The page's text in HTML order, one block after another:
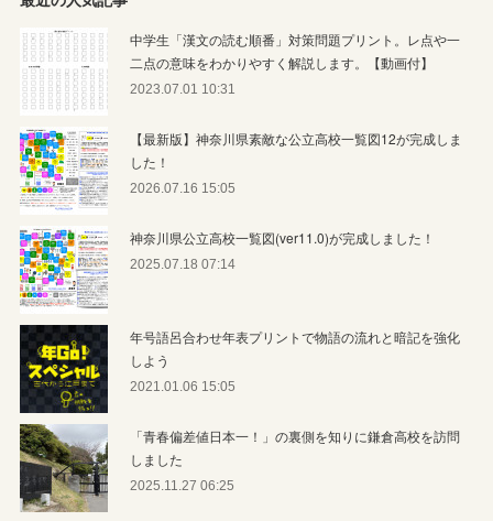
中学生「漢文の読む順番」対策問題プリント。レ点や一
二点の意味をわかりやすく解説します。【動画付】
2023.07.01 10:31
【最新版】神奈川県素敵な公立高校一覧図12が完成しま
した！
2026.07.16 15:05
神奈川県公立高校一覧図(ver11.0)が完成しました！
2025.07.18 07:14
年号語呂合わせ年表プリントで物語の流れと暗記を強化
しよう
2021.01.06 15:05
「青春偏差値日本一！」の裏側を知りに鎌倉高校を訪問
しました
2025.11.27 06:25